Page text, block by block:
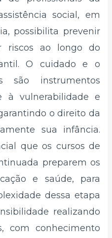
social, em
possibilita prevenir
riscos ao longo do
O cuidado e o
são instrumentos
à vulnerabilidade e
o direito da
sua infância.
que os cursos de
preparem os
e saúde, para
dessa etapa
realizando
com conhecimento